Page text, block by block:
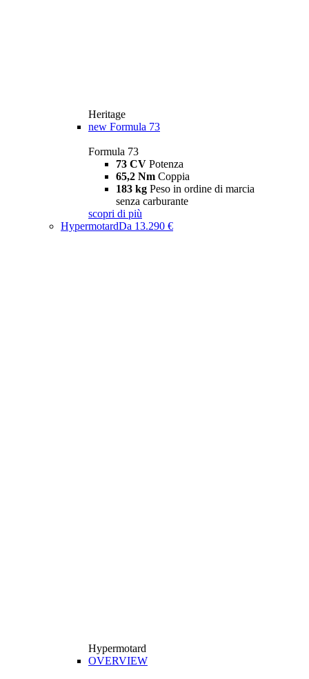
Heritage
new Formula 73
Formula 73
73 CV Potenza
65,2 Nm Coppia
183 kg Peso in ordine di marcia
senza carburante
scopri di più
HypermotardDa 13.290 €
Hypermotard
OVERVIEW